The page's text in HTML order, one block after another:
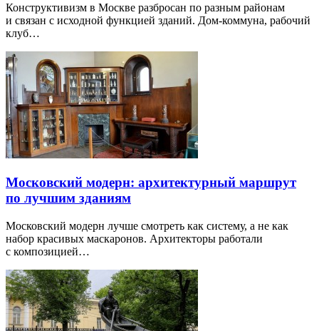
Конструктивизм в Москве разбросан по разным районам
и связан с исходной функцией зданий. Дом-коммуна, рабочий
клуб…
Московский модерн: архитектурный маршрут
по лучшим зданиям
Московский модерн лучше смотреть как систему, а не как
набор красивых маскаронов. Архитекторы работали
с композицией…